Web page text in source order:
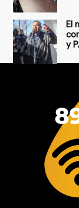
El
y